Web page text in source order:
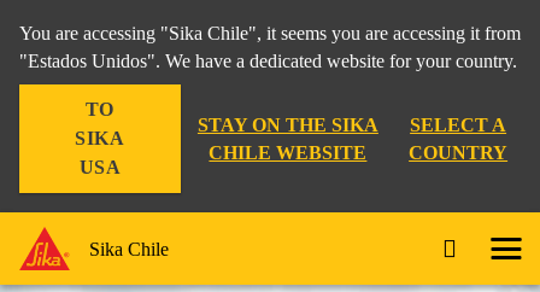
You are accessing "Sika Chile", it seems you are accessing it from
"Estados Unidos". We have a dedicated website for your country.
TO
SIKA
USA
STAY ON THE SIKA
CHILE WEBSITE
SELECT A
COUNTRY
Sika Chile